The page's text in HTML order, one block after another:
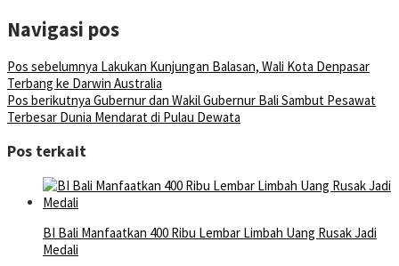
Navigasi pos
Pos sebelumnya Lakukan Kunjungan Balasan, Wali Kota Denpasar
Terbang ke Darwin Australia
Pos berikutnya Gubernur dan Wakil Gubernur Bali Sambut Pesawat
Terbesar Dunia Mendarat di Pulau Dewata
Pos terkait
BI Bali Manfaatkan 400 Ribu Lembar Limbah Uang Rusak Jadi
Medali